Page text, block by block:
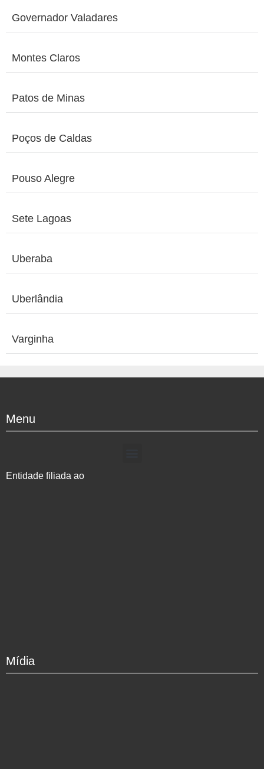
Governador Valadares
Montes Claros
Patos de Minas
Poços de Caldas
Pouso Alegre
Sete Lagoas
Uberaba
Uberlândia
Varginha
Menu
Entidade filiada ao
Mídia